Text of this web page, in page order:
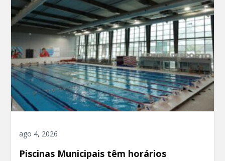
ago 4, 2026
Piscinas Municipais têm horários